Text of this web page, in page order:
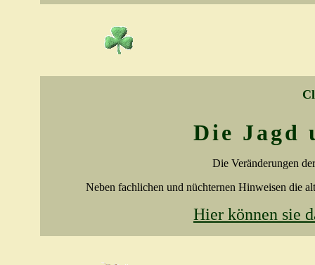
Die Jagd
Die Veränderungen
Neben fachlichen und nüchternen Hinweisen die
Hier können sie